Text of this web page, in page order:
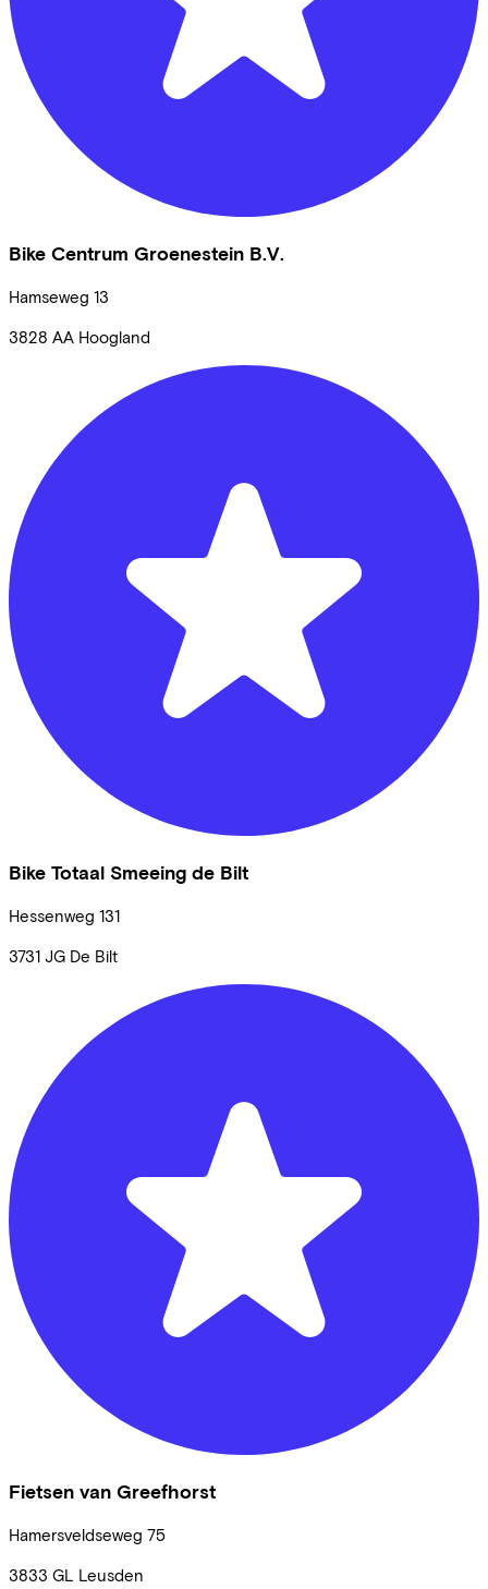
Bike Centrum Groenestein B.V.
Hamseweg 13
3828 AA Hoogland
Bike Totaal Smeeing de Bilt
Hessenweg 131
3731 JG De Bilt
Fietsen van Greefhorst
Hamersveldseweg 75
3833 GL Leusden